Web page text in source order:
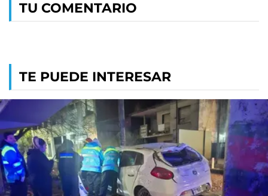
TU COMENTARIO
TE PUEDE INTERESAR